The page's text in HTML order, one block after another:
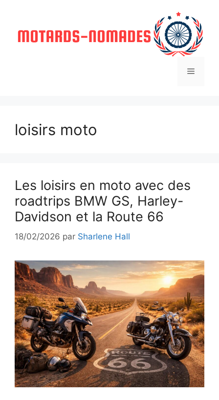
contenu
Menu
loisirs moto
Les loisirs en moto avec des
roadtrips BMW GS, Harley-
Davidson et la Route 66
18/02/2026 par Sharlene Hall